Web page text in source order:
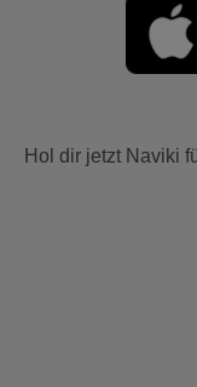
Hol dir jetzt Naviki